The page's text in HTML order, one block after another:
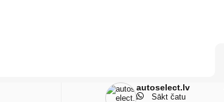
autoselect.lv
Sākt čatu